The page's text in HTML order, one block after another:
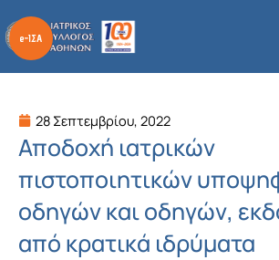
στο
περιεχόμενο
28 Σεπτεμβρίου, 2022
Αποδοχή ιατρικών
πιστοποιητικών
οδηγών και οδηγών,
από κρατικά ιδρύματα